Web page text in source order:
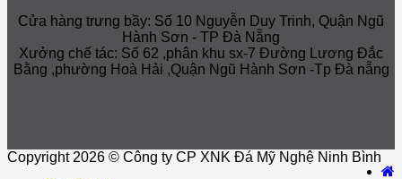
Cửa hàng trưng bầy: Số 10 Nguyễn Duy Trinh, Quận Ngũ
Hành Sơn - TP Đà Nẵng
Xưởng chế tác: Số 62 ,phân khu sx-7 Đường Lương Đắc
Bằng ,phường Hoà Hải ,Quận Ngũ Hành Sơn -Tp Đà nẵng
Copyright 2026 © Công ty CP XNK Đá Mỹ Nghệ Ninh Bình